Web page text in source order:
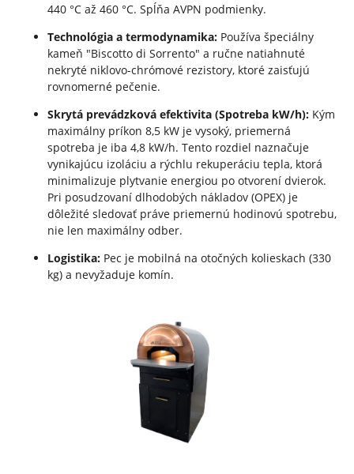
440 °C až 460 °C. Spĺňa AVPN podmienky.
Technológia a termodynamika:Používa špeciálny
kameň "Biscotto di Sorrento" a ručne natiahnuté
nekryté niklovo-chrómové rezistory, ktoré zaisťujú
rovnomerné pečenie.
Skrytá prevádzková efektivita (Spotreba kW/h):Kým
maximálny príkon 8,5 kW je vysoký, priemerná
spotreba je iba 4,8 kW/h. Tento rozdiel naznačuje
vynikajúcu izoláciu a rýchlu rekuperáciu tepla, ktorá
minimalizuje plytvanie energiou po otvorení dvierok.
Pri posudzovaní dlhodobých nákladov (OPEX) je
dôležité sledovať práve priemernú hodinovú spotrebu,
nie len maximálny odber.
Logistika:Pec je mobilná na otočných kolieskach (330
kg) a nevyžaduje komín.